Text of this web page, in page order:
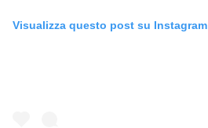
Visualizza questo post su Instagram